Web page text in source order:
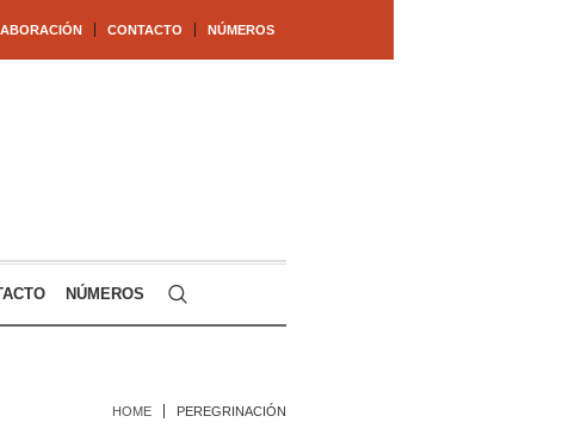
CONTACTO NÚMEROS
NÚMEROS
HOME PEREGRINACIÓN